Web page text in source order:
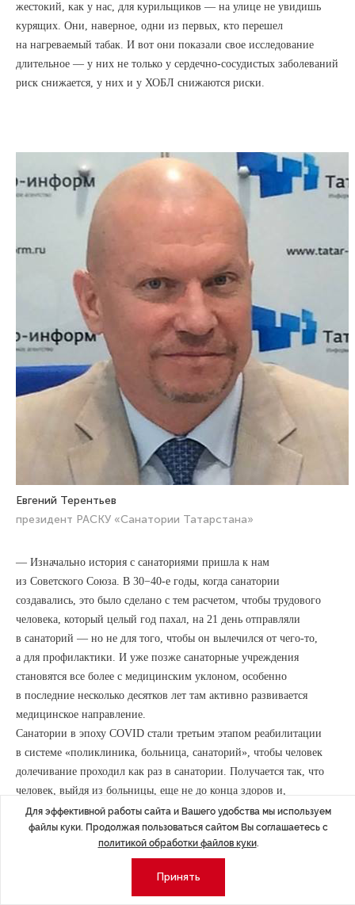
жестокий, как у нас, для курильщиков — на улице не увидишь
курящих. Они, наверное, одни из первых, кто перешел
на нагреваемый табак. И вот они показали свое исследование
длительное — у них не только у сердечно-сосудистых заболеваний
риск снижается, у них и у ХОБЛ снижаются риски.
Евгений Терентьев
президент РАСКУ «Санатории Татарстана»
— Изначально история с санаториями пришла к нам
из Советского Союза. В 30−40-е годы, когда санатории
создавались, это было сделано с тем расчетом, чтобы трудового
человека, который целый год пахал, на 21 день отправляли
в санаторий — но не для того, чтобы он вылечился от чего-то,
а для профилактики. И уже позже санаторные учреждения
становятся все более с медицинским уклоном, особенно
в последние несколько десятков лет там активно развивается
медицинское направление.
Санатории в эпоху COVID стали третьим этапом реабилитации
в системе «поликлиника, больница, санаторий», чтобы человек
долечивание проходил как раз в санатории. Получается так, что
человек, выйдя из больницы, еще не до конца здоров и,
не попадая на реабилитацию в санатории, рецидивы будет
получать в 2 раза раньше. То есть человек снова заболевает
и снова попадает по второму кругу в поликлинику и в больницу.
полтора назад получили статистику, и там очень интересные
Для эффективной работы сайта и Вашего удобства мы используем
файлы куки. Продолжая пользоваться сайтом Вы соглашаетесь с
политикой обработки файлов куки.
Принять